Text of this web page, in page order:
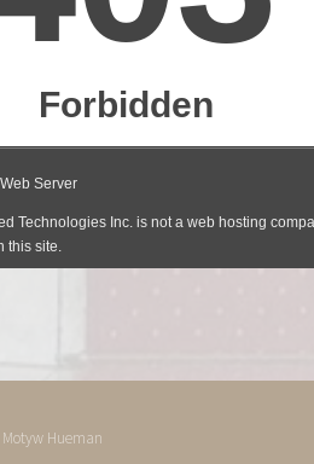
Motyw Hueman